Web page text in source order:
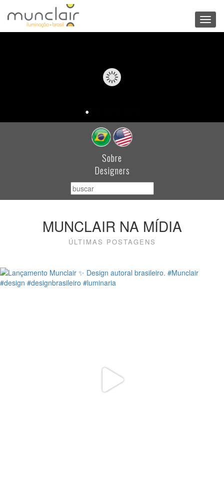
Sobre
Designers
MUNCLAIR NA MÍDIA
ÚLTIMAS POSTAGENS